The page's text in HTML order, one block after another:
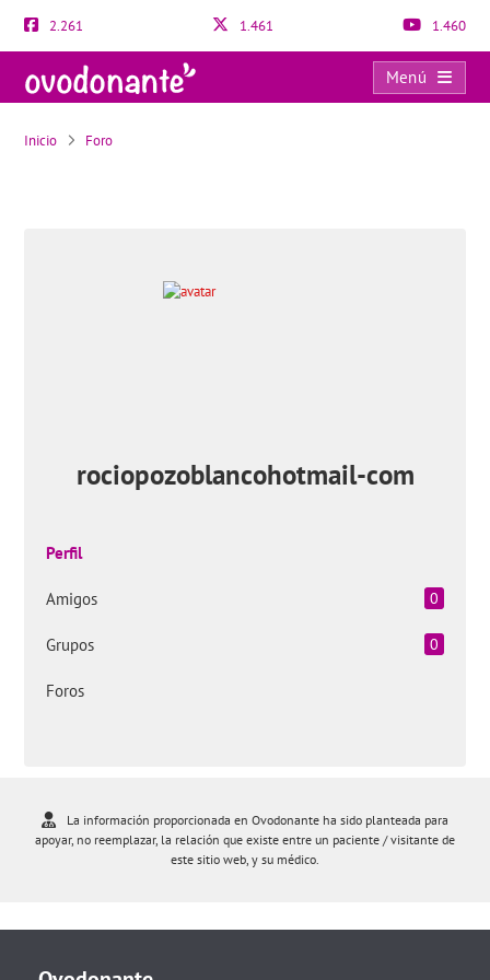
2.261 1.461 1.460
Menú
Usuarios
Inicio Foro
rociopozoblancohotmail-com
Perfil
Amigos 0
Grupos 0
Foros
La información proporcionada en Ovodonante ha sido planteada para
apoyar, no reemplazar, la relación que existe entre un paciente / visitante de
este sitio web, y su médico.